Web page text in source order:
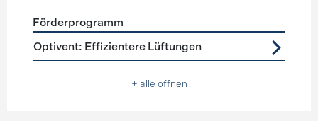
Förderprogramme Lüftung
Förderprogramm
Optivent: Effizientere Lüftungen
+ alle öffnen